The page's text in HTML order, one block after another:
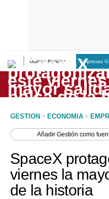
Últimas Noticias Empresas G
Lo último
Peru Quiosco
Economía
Mercados
GESTION > ECONOMIA >
AñadirGestión como
SpaceX
viernes la
de la historia